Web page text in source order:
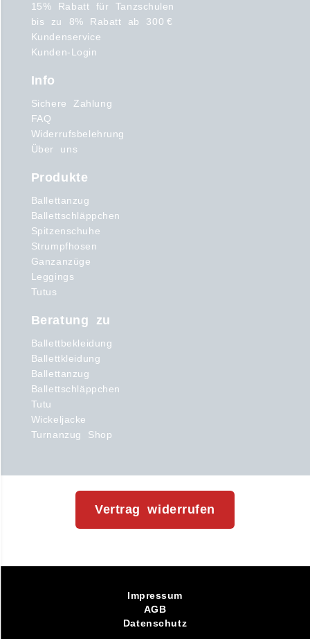
15% Rabatt für Tanzschulen
bis zu 8% Rabatt ab 300 €
Kundenservice
Kunden-Login
Info
Sichere Zahlung
FAQ
Widerrufsbelehrung
Über uns
Produkte
Ballettanzug
Ballettschläppchen
Spitzenschuhe
Strumpfhosen
Ganzanzüge
Leggings
Tutus
Beratung zu
Ballettbekleidung
Ballettkleidung
Ballettanzug
Ballettschläppchen
Tutu
Wickeljacke
Turnanzug Shop
Vertrag widerrufen
Impressum
AGB
Datenschutz